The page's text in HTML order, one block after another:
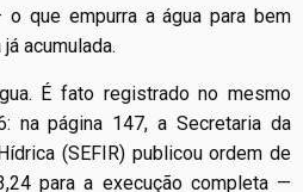
que empurra a água para bem
acumulada.
É fato registrado no mesmo
na página 147, a Secretaria da
(SEFIR) publicou ordem de
para a execução completa —